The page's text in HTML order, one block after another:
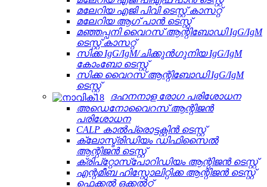
മലേറിയ എജി പിവി ടെസ്റ്റ് കാസറ്റ്
മലേറിയ ആഗ് പാൻ ടെസ്റ്റ്
മഞ്ഞപ്പനി വൈറസ് ആന്റിബോഡി IgG/IgM
ടെസ്റ്റ് കാസറ്റ്
സിക്ക IgG/IgM/ചിക്കുൻ‌ഗുനിയ IgG/IgM
കോംബോ ടെസ്റ്റ്
സിക്ക വൈറസ് ആന്റിബോഡി IgG/IgM
ടെസ്റ്റ്
ദഹനനാള രോഗ പരിശോധന
അഡെനോവൈറസ് ആന്റിജൻ
പരിശോധന
CALP കാൽപ്രൊട്ടക്റ്റിൻ ടെസ്റ്റ്
ക്ലോസ്ട്രിഡിയം ഡിഫിസൈൽ
ആന്റിജൻ ടെസ്റ്റ്
ക്രിപ്‌റ്റോസ്‌പോറിഡിയം ആന്റിജൻ ടെസ്റ്റ്
എന്റമീബ ഹിസ്റ്റോലിറ്റിക്ക ആന്റിജൻ ടെസ്റ്റ്
ഫെക്കൽ ഒക്കൽറ്റ്